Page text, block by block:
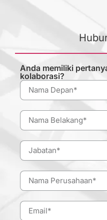
Anda memiliki
kolaborasi?